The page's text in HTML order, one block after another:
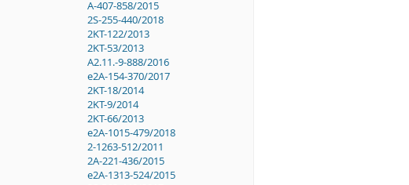
A-407-858/2015
2S-255-440/2018
2KT-122/2013
2KT-53/2013
A2.11.-9-888/2016
e2A-154-370/2017
2KT-18/2014
2KT-9/2014
2KT-66/2013
e2A-1015-479/2018
2-1263-512/2011
2A-221-436/2015
e2A-1313-524/2015